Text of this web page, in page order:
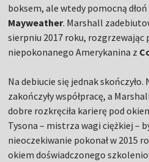
boksem, ale wtedy pomocną dłoń
Mayweather. Marshall
sierpniu 2017 roku,
niepokonanego Amerykanina z
Na debiucie się jednak
zakończyły współpracę, a
dobre rozkręciła karierę pod
Tysona – mistrza wagi ciężkiej –
nieoczekiwanie pokonał w 2015
okiem doświadczonego